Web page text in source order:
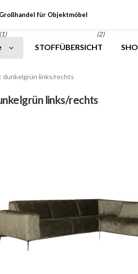
Großhandel für Objektmöbel
(1) (2)
STOFFÜBERSICHT
dunkelgrün links/rechts
links/rechts